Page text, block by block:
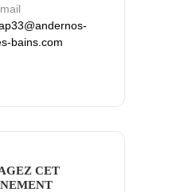
bains.com
CET